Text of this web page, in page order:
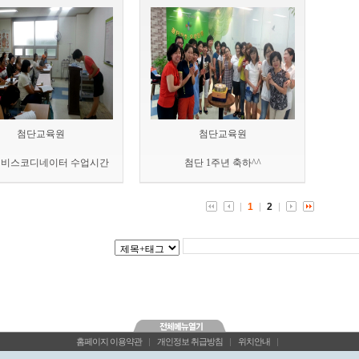
첨단교육원
스코디네이터 수업시간
첨단교육원
첨단 1주년 축하^^
1 2
홈페이지 이용약관 | 개인정보 취급방침 | 위치안내 |